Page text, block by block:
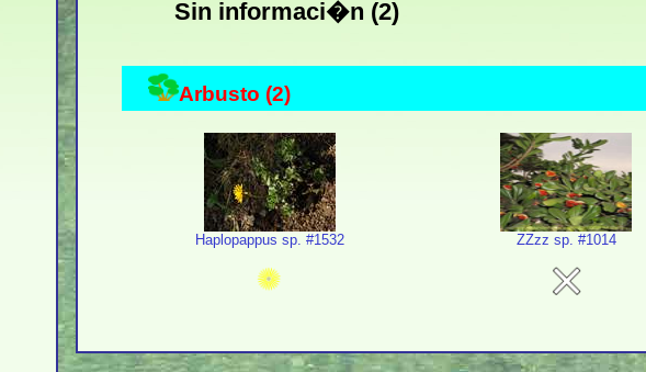
Sin informaci�n (2)
Arbusto (2)
Haplopappus sp. #1532 ZZzz sp. #1014